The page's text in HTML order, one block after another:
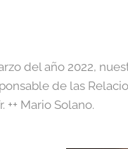
del año 2022,
de las
++ Mario Solano.